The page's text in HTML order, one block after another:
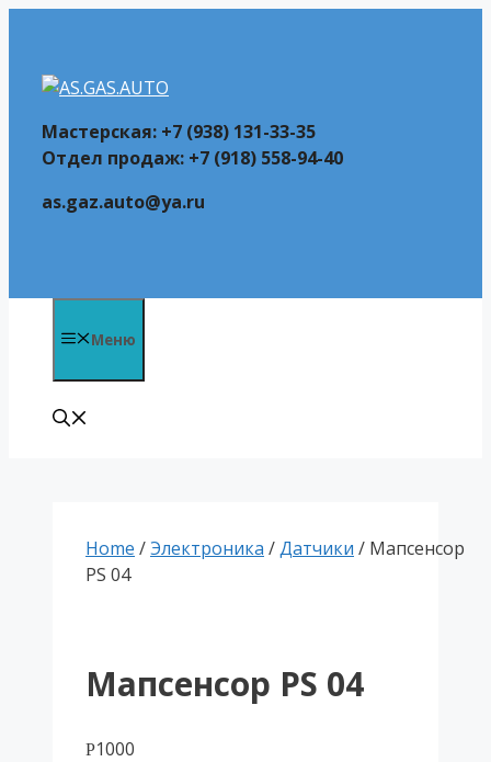
содержимому
Мастерская: +7 (938) 131-33-35
Отдел продаж: +7 (918) 558-94-40
as.gaz.auto@ya.ru
Меню
Home /Электроника /Датчики / Мапсенсор
PS 04
Мапсенсор PS 04
Р1000